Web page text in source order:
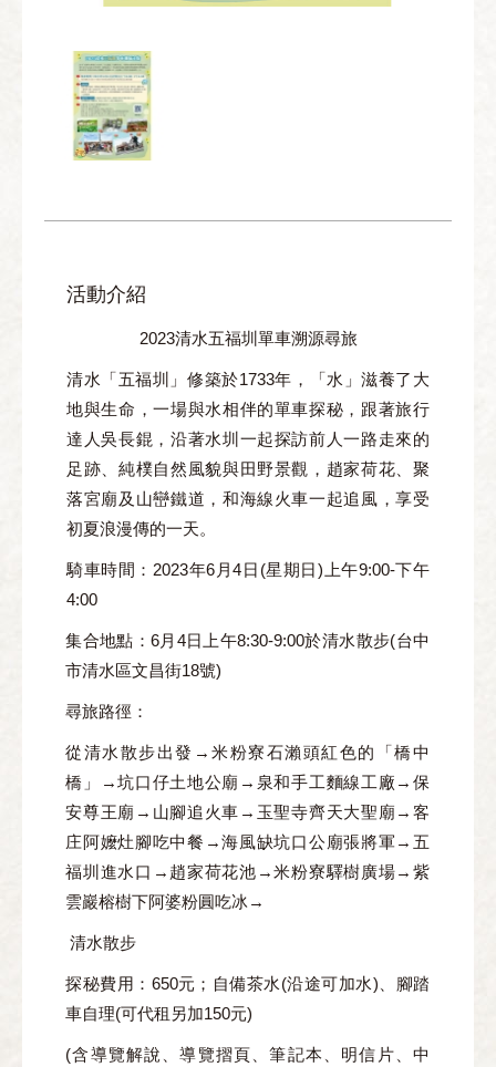
活動介紹
2023清水五福圳單車溯源尋旅
清水「五福圳」修築於1733年，「水」滋養了大
地與生命，一場與水相伴的單車探秘，跟著旅行
達人吳長錕，沿著水圳一起探訪前人一路走來的
足跡、純樸自然風貌與田野景觀，趙家荷花、聚
落宮廟及山巒鐵道，和海線火車一起追風，享受
初夏浪漫傳的一天。
騎車時間： 2023年6月4日(星期日)上午9:00-下午
4:00
集合地點：6月4日 上午8:30-9:00於清水散步(台中
市清水區文昌街18號)
尋旅路徑：
從清水散步出發→米粉寮石瀨頭紅色的「橋中
橋」→坑口仔土地公廟→泉和手工麵線工廠→保
安尊王廟→山腳追火車→玉聖寺齊天大聖廟→客
庄阿嬤灶腳吃中餐→海風缺坑口公廟張將軍→五
福圳進水口→趙家荷花池→米粉寮驛樹廣場→紫
雲巖榕樹下阿婆粉圓吃冰→
清水散步
探秘費用 ：650元；自備茶水(沿途可加水)、腳踏
車自理(可代租另加150元)
(含導覽解說、導覽摺頁、筆記本、明信片、中